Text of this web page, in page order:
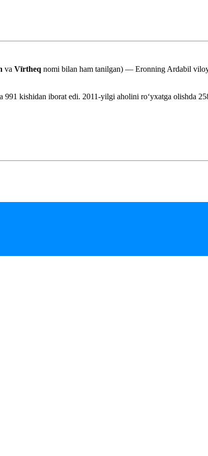
va Vīrtheq nomi bilan ham tanilgan) — Eronning Ardabil
kishidan iborat edi. 2011-yilgi aholini roʻyxatga olishda